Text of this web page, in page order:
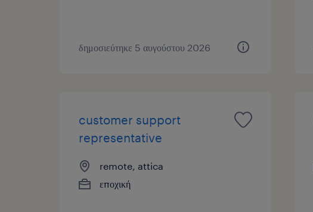
δημοσιεύτηκε 5 αυγούστου 2026
customer support
representative
remote, attica
εποχική